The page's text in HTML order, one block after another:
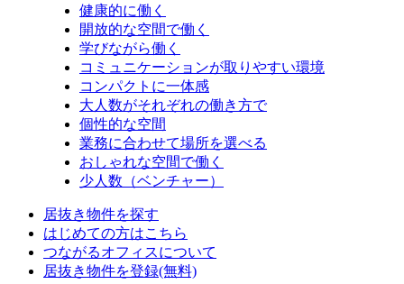
健康的に働く
開放的な空間で働く
学びながら働く
コミュニケーションが取りやすい環境
コンパクトに一体感
大人数がそれぞれの働き方で
個性的な空間
業務に合わせて場所を選べる
おしゃれな空間で働く
少人数（ベンチャー）
居抜き物件を探す
はじめての方はこちら
つながるオフィスについて
居抜き物件を登録(無料)